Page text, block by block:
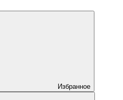
Избранное